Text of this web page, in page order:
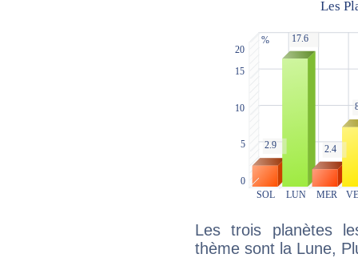
Les trois planètes
thème sont la Lune,